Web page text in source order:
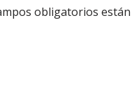
obligatorios están